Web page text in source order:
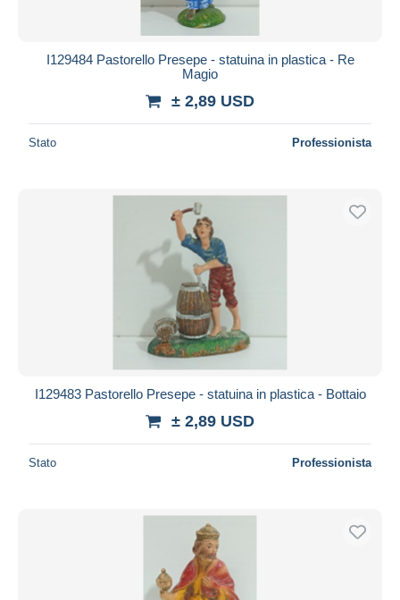
I129484 Pastorello Presepe - statuina in plastica - Re
Magio
± 2,89 USD
Stato Professionista
I129483 Pastorello Presepe - statuina in plastica - Bottaio
± 2,89 USD
Stato Professionista